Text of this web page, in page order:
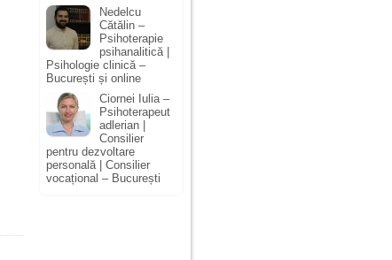
Nedelcu
Cătălin –
Psihoterapie
psihanalitică |
Psihologie clinică –
București și online
Ciornei Iulia –
Psihoterapeut
adlerian |
Consilier
pentru dezvoltare
personală | Consilier
vocațional – București